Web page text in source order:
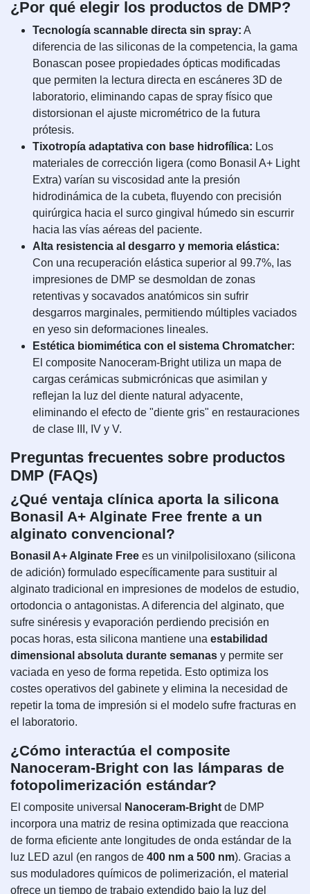
¿Por qué elegir los productos de DMP?
Tecnología scannable directa sin spray: A
diferencia de las siliconas de la competencia, la gama
Bonascan posee propiedades ópticas modificadas
que permiten la lectura directa en escáneres 3D de
laboratorio, eliminando capas de spray físico que
distorsionan el ajuste micrométrico de la futura
prótesis.
Tixotropía adaptativa con base hidrofílica: Los
materiales de corrección ligera (como Bonasil A+ Light
Extra) varían su viscosidad ante la presión
hidrodinámica de la cubeta, fluyendo con precisión
quirúrgica hacia el surco gingival húmedo sin escurrir
hacia las vías aéreas del paciente.
Alta resistencia al desgarro y memoria elástica:
Con una recuperación elástica superior al 99.7%, las
impresiones de DMP se desmoldan de zonas
retentivas y socavados anatómicos sin sufrir
desgarros marginales, permitiendo múltiples vaciados
en yeso sin deformaciones lineales.
Estética biomimética con el sistema Chromatcher:
El composite Nanoceram-Bright utiliza un mapa de
cargas cerámicas submicrónicas que asimilan y
reflejan la luz del diente natural adyacente,
eliminando el efecto de "diente gris" en restauraciones
de clase III, IV y V.
Preguntas frecuentes sobre productos
DMP (FAQs)
¿Qué ventaja clínica aporta la silicona
Bonasil A+ Alginate Free frente a un
alginato convencional?
Bonasil A+ Alginate Free es un vinilpolisiloxano (silicona
de adición) formulado específicamente para sustituir al
alginato tradicional en impresiones de modelos de estudio,
ortodoncia o antagonistas. A diferencia del alginato, que
sufre sinéresis y evaporación perdiendo precisión en
pocas horas, esta silicona mantiene una estabilidad
dimensional absoluta durante semanas y permite ser
vaciada en yeso de forma repetida. Esto optimiza los
costes operativos del gabinete y elimina la necesidad de
repetir la toma de impresión si el modelo sufre fracturas en
el laboratorio.
¿Cómo interactúa el composite
Nanoceram-Bright con las lámparas de
fotopolimerización estándar?
El composite universal Nanoceram-Bright de DMP
incorpora una matriz de resina optimizada que reacciona
de forma eficiente ante longitudes de onda estándar de la
luz LED azul (en rangos de 400 nm a 500 nm). Gracias a
sus moduladores químicos de polimerización, el material
ofrece un tiempo de trabajo extendido bajo la luz del